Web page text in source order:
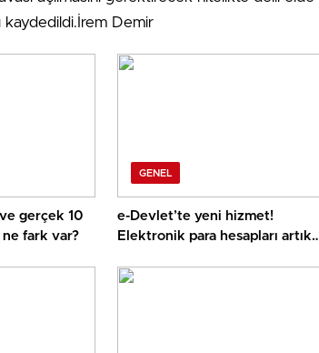
kaydedildi.İrem Demir
gerçek 10
ne fark var?
GENEL
e-Devlet’te yeni hizmet!
Elektronik para hesapları artık